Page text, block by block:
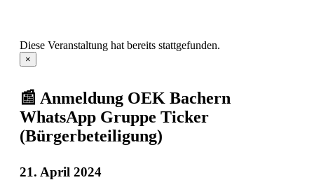
Diese Veranstaltung hat bereits stattgefunden.
×
📰 Anmeldung OEK Bachern
WhatsApp Gruppe Ticker
(Bürgerbeteiligung)
21. April 2024